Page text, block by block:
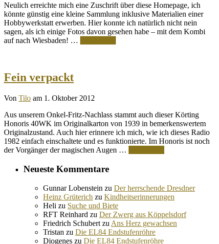
Neulich erreichte mich eine Zuschrift über diese Homepage, ich
könnte günstig eine kleine Sammlung inklusive Materialien einer
Hobbywerkstatt erwerben. Hier konnte ich natürlich nicht nein
sagen, als ich einige Fotos davon gesehen habe – mit dem Kombi
auf nach Wiesbaden! …
Fein verpackt
Von Tilo am 1. Oktober 2012
Aus unserem Onkel-Fritz-Nachlass stammt auch dieser Körting
Honoris 40WK im Originalkarton von 1939 in bemerkenswertem
Originalzustand. Auch hier erinnere ich mich, wie ich dieses Radio
1982 einfach einschaltete und es funktionierte. Im Honoris ist noch
der Vorgänger der magischen Augen …
Neueste Kommentare
Gunnar Lobenstein zu Der herrschende Dresdner
Heinz Grüterich zu Kindheitserinnerungen
Heli zu Suche und Biete
RFT Reinhard zu Der Zwerg aus Köppelsdorf
Friedrich Schubert zu Ans Herz gewachsen
Tristan zu Die EL84 Endstufenröhre
Diogenes zu Die EL84 Endstufenröhre